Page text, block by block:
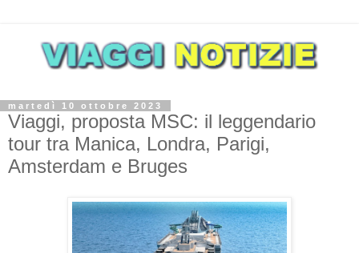
martedì 10 ottobre 2023
Viaggi, proposta MSC: il leggendario
tour tra Manica, Londra, Parigi,
Amsterdam e Bruges